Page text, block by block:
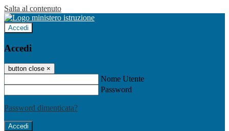
Salta al contenuto
Accedi
Accedi
button close ×
Nome Utente
Password
Password dimenticata?